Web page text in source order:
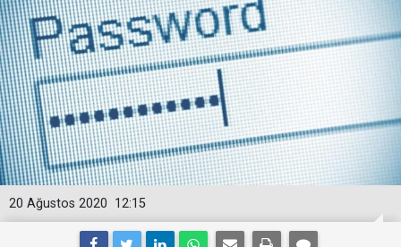
12:15
20 Ağustos 2020